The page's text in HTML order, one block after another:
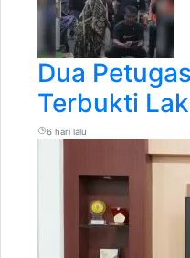
Dua
Terbukti
6 hari lalu